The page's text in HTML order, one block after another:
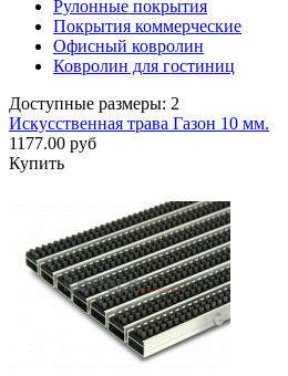
Рулонные покрытия
Покрытия коммерческие
Офисный ковролин
Ковролин для гостиниц
Доступные размеры: 2
Искусственная трава Газон 10 мм.
1177.00 руб
Купить